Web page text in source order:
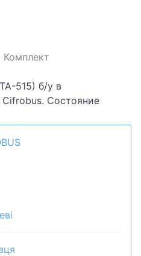
Комплект
515) б/у в
Состояние
системе.
товара:
Давайте обсудим.
мы посмотрим, что
наличие и